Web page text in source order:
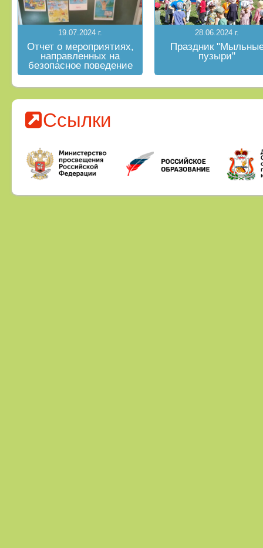
19.07.2024 г.
Отчет о мероприятиях,
направленных на
безопасное поведение
на водных объектах в
летний период
28.06.2024 г.
Праздник
пузыри"
Ссылки